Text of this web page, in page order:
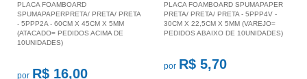
PLACA FOAMBOARD
SPUMAPAPERPRETA/ PRETA/ PRETA
- 5PPP2A - 60CM X 45CM X 5MM
(ATACADO= PEDIDOS ACIMA DE
10UNIDADES)
por R$ 16,00
PLACA FOAMBOARD SPUMAPAPER
PRETA/ PRETA/ PRETA - 5PPP4V -
30CM X 22,5CM X 5MM (VAREJO=
PEDIDOS ABAIXO DE 10UNIDADES)
por R$ 5,70